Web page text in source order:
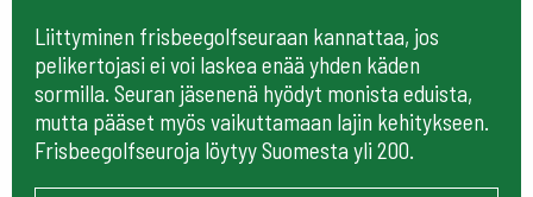
Liittyminen frisbeegolfseuraan kannattaa, jos
pelikertojasi ei voi laskea enää yhden käden
sormilla. Seuran jäsenenä hyödyt monista eduista,
mutta pääset myös vaikuttamaan lajin kehitykseen.
Frisbeegolfseuroja löytyy Suomesta yli 200.